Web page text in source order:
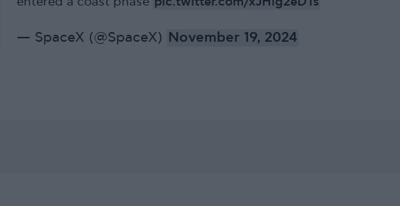
— SpaceX (@SpaceX) November 19, 2024